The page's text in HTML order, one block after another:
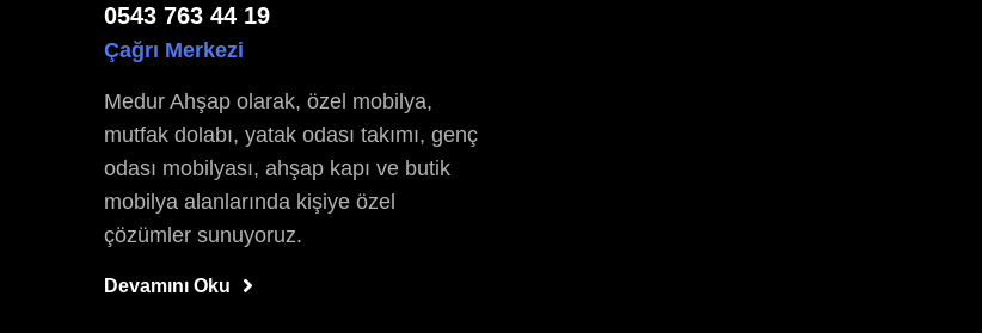
0543 763 44 19
Çağrı Merkezi
Medur Ahşap olarak, özel mobilya,
mutfak dolabı, yatak odası takımı, genç
odası mobilyası, ahşap kapı ve butik
mobilya alanlarında kişiye özel
çözümler sunuyoruz.
Devamını Oku